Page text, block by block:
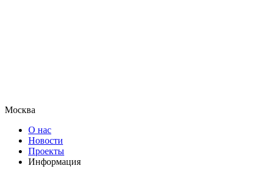
Москва
О нас
Новости
Проекты
Информация